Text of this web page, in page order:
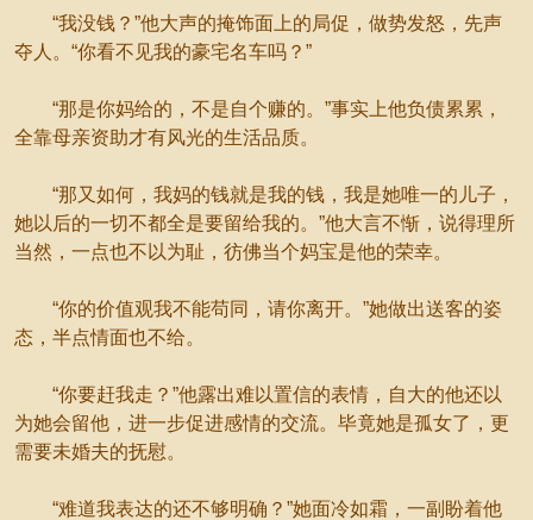
“我没钱？”他大声的掩饰面上的局促，做势发怒，先声
夺人。“你看不见我的豪宅名车吗？”
“那是你妈给的，不是自个赚的。”事实上他负债累累，
全靠母亲资助才有风光的生活品质。
“那又如何，我妈的钱就是我的钱，我是她唯一的儿子，
她以后的一切不都全是要留给我的。”他大言不惭，说得理所
当然，一点也不以为耻，彷佛当个妈宝是他的荣幸。
“你的价值观我不能苟同，请你离开。”她做出送客的姿
态，半点情面也不给。
“你要赶我走？”他露出难以置信的表情，自大的他还以
为她会留他，进一步促进感情的交流。毕竟她是孤女了，更
需要未婚夫的抚慰。
“难道我表达的还不够明确？”她面冷如霜，一副盼着他